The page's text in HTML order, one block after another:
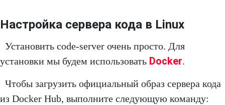
Настройка сервера кода в Linux
Установить code-server очень просто. Для
установки мы будем использовать Docker.
Чтобы загрузить официальный образ сервера кода
из Docker Hub, выполните следующую команду: